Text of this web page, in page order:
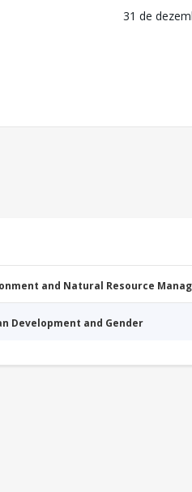
31 de
and Natural Resource
Development and Gender